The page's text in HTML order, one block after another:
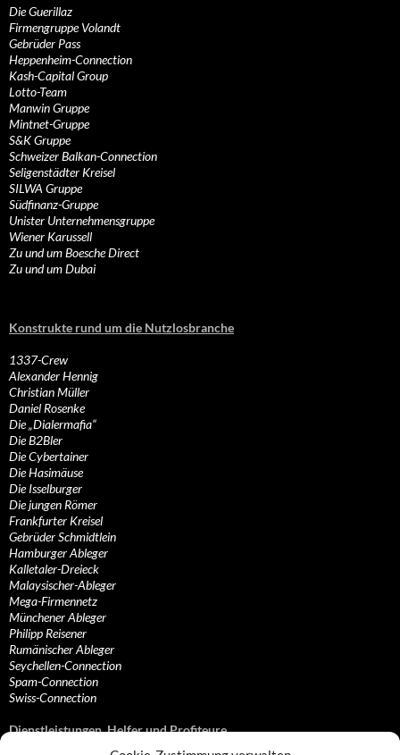
Die Guerillaz
Firmengruppe Volandt
Gebrüder Pass
Heppenheim-Connection
Kash-Capital Group
Lotto-Team
Manwin Gruppe
Mintnet-Gruppe
S&K Gruppe
Schweizer Balkan-Connection
Seligenstädter Kreisel
SILWA Gruppe
Südfinanz-Gruppe
Unister Unternehmensgruppe
Wiener Karussell
Zu und um Boesche Direct
Zu und um Dubai
Konstrukte rund um die Nutzlosbranche
1337-Crew
Alexander Hennig
Christian Müller
Daniel Rosenke
Die „Dialermafia“
Die B2Bler
Die Cybertainer
Die Hasimäuse
Die Isselburger
Die jungen Römer
Frankfurter Kreisel
Gebrüder Schmidtlein
Hamburger Ableger
Kalletaler-Dreieck
Malaysischer-Ableger
Mega-Firmennetz
Münchener Ableger
Philipp Reisener
Rumänischer Ableger
Seychellen-Connection
Spam-Connection
Swiss-Connection
Dienstleistungen, Helfer und Profiteure